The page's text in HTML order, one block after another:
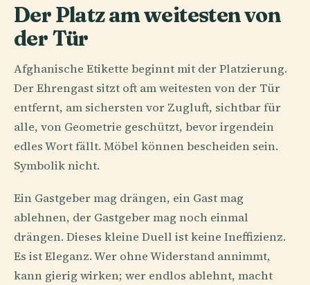
Der Platz am weitesten von
der Tür
Afghanische Etikette beginnt mit der Platzierung.
Der Ehrengast sitzt oft am weitesten von der Tür
entfernt, am sichersten vor Zugluft, sichtbar für
alle, von Geometrie geschützt, bevor irgendein
edles Wort fällt. Möbel können bescheiden sein.
Symbolik nicht.
Ein Gastgeber mag drängen, ein Gast mag
ablehnen, der Gastgeber mag noch einmal
drängen. Dieses kleine Duell ist keine Ineffizienz.
Es ist Eleganz. Wer ohne Widerstand annimmt,
kann gierig wirken; wer endlos ablehnt, macht